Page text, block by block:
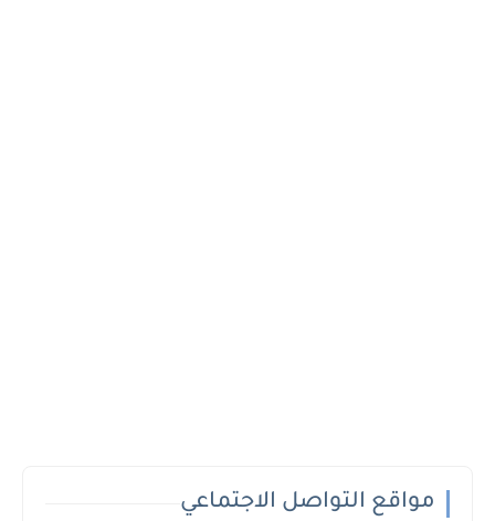
مواقع التواصل الاجتماعي